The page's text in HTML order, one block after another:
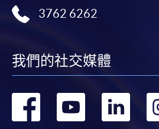
3762 6262
我們的社交媒體
轉 轉 轉